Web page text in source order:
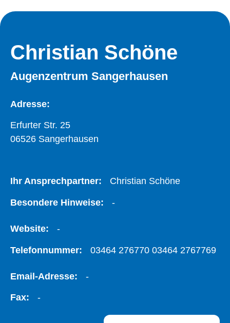
Christian Schöne
Augenzentrum Sangerhausen
Adresse:
Erfurter Str. 25
06526 Sangerhausen
Ihr Ansprechpartner: Christian Schöne
Besondere Hinweise: -
Website: -
Telefonnummer: 03464 276770 03464 2767769
Email-Adresse: -
Fax: -